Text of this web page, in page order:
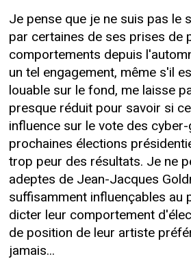
Je pense que je ne suis pas le
par certaines de ses prises de
comportements depuis
un tel engagement, même s'il
louable sur le fond, me laisse
presque réduit pour savoir si
influence sur le vote des
prochaines élections
trop peur des résultats. Je ne
adeptes de Jean-Jacques
suffisamment influençables au
dicter leur comportement
de position de leur artiste
jamais...